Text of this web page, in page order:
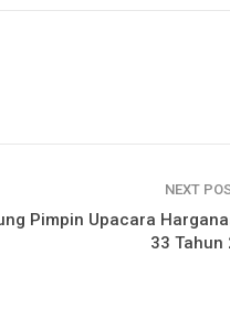
NEXT
Pimpin Upacara
33 Tahun